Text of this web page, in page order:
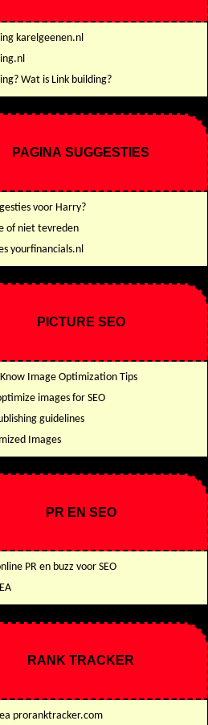
karelgeenen.nl
Wat is Link building?
PAGINA SUGGESTIES
voor Harry?
of niet tevreden
yourfinancials.nl
PICTURE SEO
Image Optimization Tips
images for SEO
guidelines
Images
PR EN SEO
PR en buzz voor SEO
RANK TRACKER
proranktracker.com